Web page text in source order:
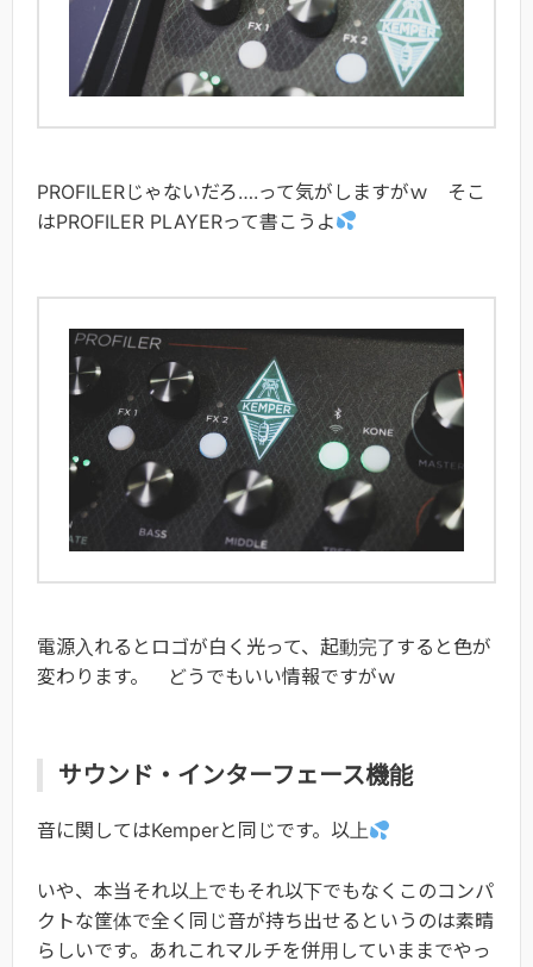
PROFILERじゃないだろ….って気がしますがｗ そこ
はPROFILER PLAYERって書こうよ
電源入れるとロゴが白く光って、起動完了すると色が
変わります。 どうでもいい情報ですがｗ
サウンド・インターフェース機能
音に関してはKemperと同じです。以上
いや、本当それ以上でもそれ以下でもなくこのコンパ
クトな筐体で全く同じ音が持ち出せるというのは素晴
らしいです。あれこれマルチを併用していままでやっ